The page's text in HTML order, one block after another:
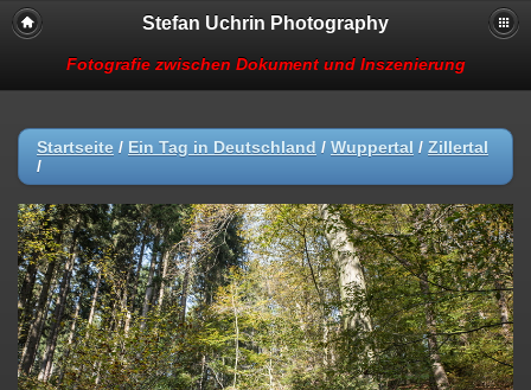
Stefan Uchrin Photography
Fotografie zwischen Dokument und Inszenierung
Startseite / Ein Tag in Deutschland / Wuppertal / Zillertal
/